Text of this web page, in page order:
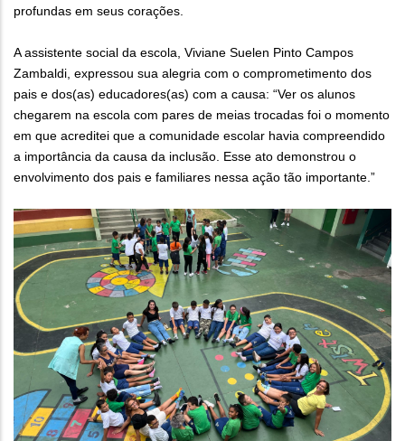
profundas em seus corações.
A assistente social da escola, Viviane Suelen Pinto Campos
Zambaldi, expressou sua alegria com o comprometimento dos
pais e dos(as) educadores(as) com a causa: “Ver os alunos
chegarem na escola com pares de meias trocadas foi o momento
em que acreditei que a comunidade escolar havia compreendido
a importância da causa da inclusão. Esse ato demonstrou o
envolvimento dos pais e familiares nessa ação tão importante.”